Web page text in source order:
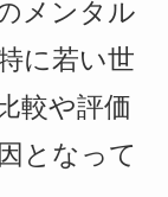
メンタル
に若い世
較や評価
となって